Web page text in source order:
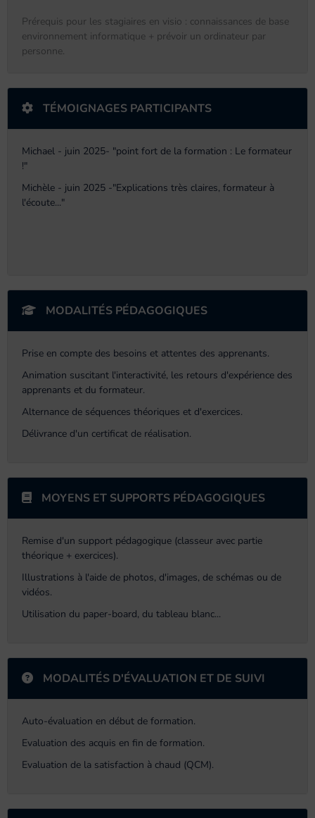
Prérequis pour les stagiaires en visio : connaissances de base
environnement informatique + prévoir un ordinateur par
personne.
TÉMOIGNAGES PARTICIPANTS
Michael - juin 2025- "point fort de la formation : Le formateur
!"
Michèle - juin 2025 -"Explications très claires, formateur à
l'écoute..."
MODALITÉS PÉDAGOGIQUES
Prise en compte des besoins et attentes des apprenants.
Animation suscitant l'interactivité, les retours d'expérience des
apprenants et du formateur.
Alternance de séquences théoriques et d'exercices.
Délivrance d'un certificat de réalisation.
MOYENS ET SUPPORTS PÉDAGOGIQUES
Remise d'un support pédagogique (classeur avec partie
théorique + exercices).
Illustrations à l'aide de photos, d'images, de schémas ou de
vidéos.
Utilisation du paper-board, du tableau blanc...
MODALITÉS D'ÉVALUATION ET DE SUIVI
Auto-évaluation en début de formation.
Evaluation des acquis en fin de formation.
Evaluation de la satisfaction à chaud (QCM).